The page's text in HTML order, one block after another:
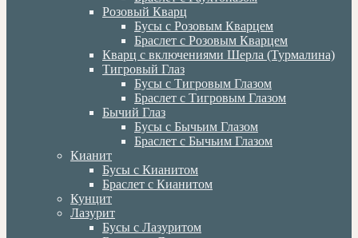
Розовый Кварц
Бусы с Розовым Кварцем
Браслет с Розовым Кварцем
Кварц с включениями Шерла (Турмалина)
Тигровый Глаз
Бусы с Тигровым Глазом
Браслет с Тигровым Глазом
Бычий Глаз
Бусы с Бычьим Глазом
Браслет с Бычьим Глазом
Кианит
Бусы с Кианитом
Браслет с Кианитом
Кунцит
Лазурит
Бусы с Лазуритом